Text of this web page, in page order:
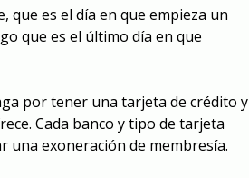
que es el día en que empieza un
que es el último día en que
por tener una tarjeta de crédito y
Cada banco y tipo de tarjeta
una exoneración de membresía.